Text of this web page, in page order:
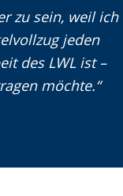
zu sein, weil ich
jeden
des LWL ist –
möchte.“